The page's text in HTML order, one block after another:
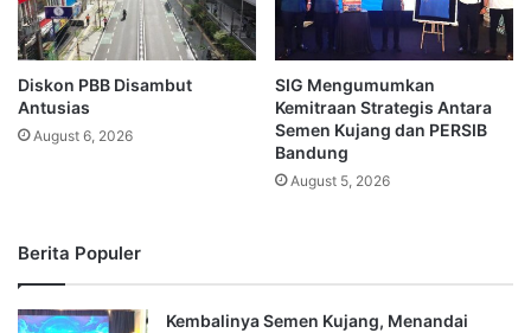
Diskon PBB Disambut
Antusias
August 6, 2026
SIG Mengumumkan
Kemitraan Strategis Antara
Semen Kujang dan PERSIB
Bandung
August 5, 2026
Berita Populer
Kembalinya Semen Kujang, Menandai